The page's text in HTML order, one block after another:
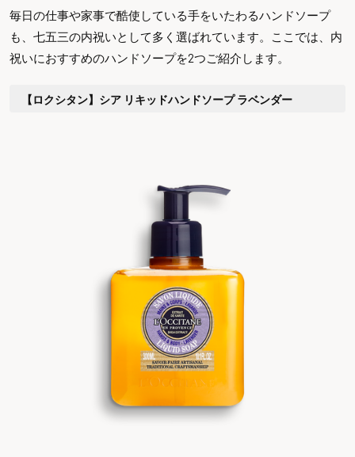
毎日の仕事や家事で酷使している手をいたわるハンドソープ
も、七五三の内祝いとして多く選ばれています。ここでは、内
祝いにおすすめのハンドソープを2つご紹介します。
【ロクシタン】シア リキッドハンドソープ ラベンダー